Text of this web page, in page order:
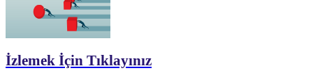
İzlemek İçin Tıklayınız